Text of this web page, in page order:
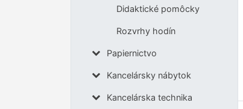
Didaktické pomôcky
Rozvrhy hodín
Papiernictvo
Kancelársky nábytok
Kancelárska technika